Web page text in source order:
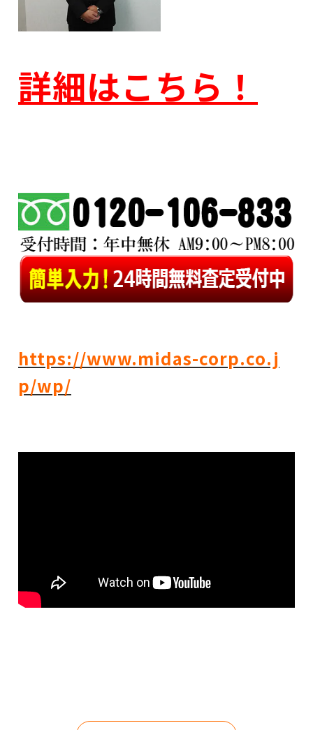
詳細はこちら！
https://www.midas-corp.co.j
p/wp/